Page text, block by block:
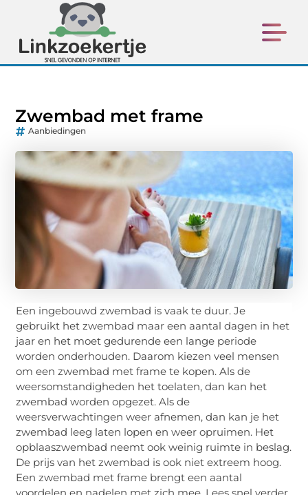
Zwembad met frame
Aanbiedingen
Een ingebouwd zwembad is vaak te duur. Je
gebruikt het zwembad maar een aantal dagen in het
jaar en het moet gedurende een lange periode
worden onderhouden. Daarom kiezen veel mensen
om een zwembad met frame te kopen. Als de
weersomstandigheden het toelaten, dan kan het
zwembad worden opgezet. Als de
weersverwachtingen weer afnemen, dan kan je het
zwembad leeg laten lopen en weer opruimen. Het
opblaaszwembad neemt ook weinig ruimte in beslag.
De prijs van het zwembad is ook niet extreem hoog.
Een zwembad met frame brengt een aantal